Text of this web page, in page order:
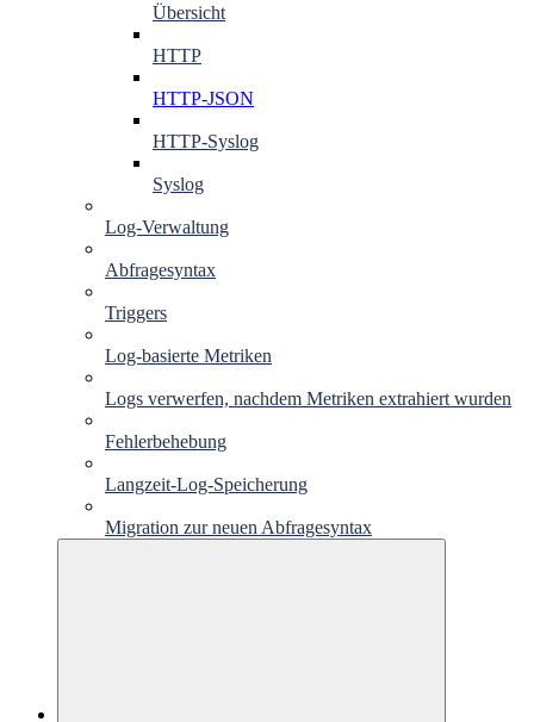
Übersicht
HTTP
HTTP-JSON
HTTP-Syslog
Syslog
Log-Verwaltung
Abfragesyntax
Triggers
Log-basierte Metriken
Logs verwerfen, nachdem Metriken extrahiert wurden
Fehlerbehebung
Langzeit-Log-Speicherung
Migration zur neuen Abfragesyntax